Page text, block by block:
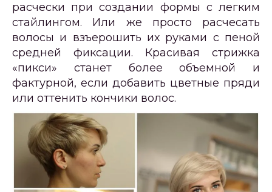
расчески при создании формы с легким
стайлингом. Или же просто расчесать
волосы и взъерошить их руками с пеной
средней фиксации. Красивая стрижка
«пикси» станет более объемной и
фактурной, если добавить цветные пряди
или оттенить кончики волос.